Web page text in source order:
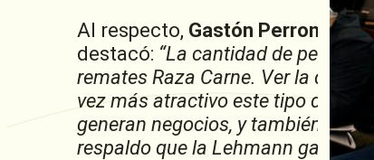
Al respecto, Gastón Perrone,
destacó: “La cantidad de
remates Raza Carne. Ver la
vez más atractivo este tipo de
generan negocios, y también
respaldo que la Lehmann